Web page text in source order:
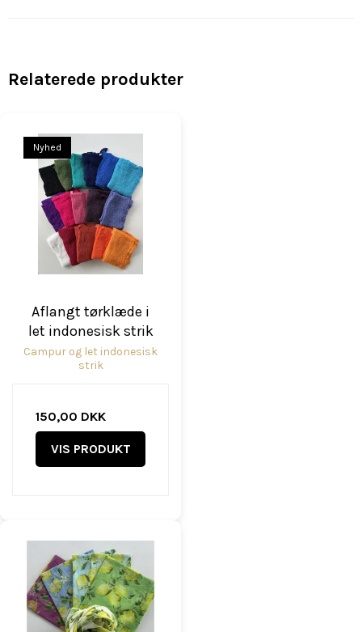
Relaterede produkter
Nyhed
Aflangt tørklæde i
let indonesisk strik
Campur og let indonesisk
strik
150,00 DKK
VIS PRODUKT